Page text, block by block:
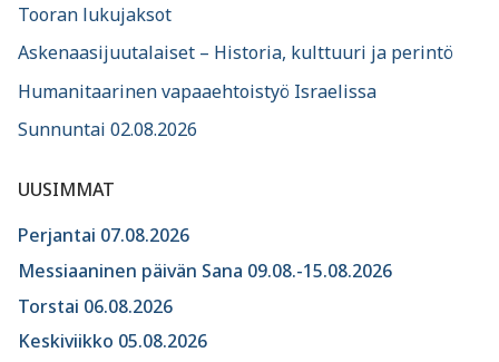
Tooran lukujaksot
Askenaasijuutalaiset – Historia, kulttuuri ja perintö
Humanitaarinen vapaaehtoistyö Israelissa
Sunnuntai 02.08.2026
UUSIMMAT
Perjantai 07.08.2026
Messiaaninen päivän Sana 09.08.-15.08.2026
Torstai 06.08.2026
Keskiviikko 05.08.2026